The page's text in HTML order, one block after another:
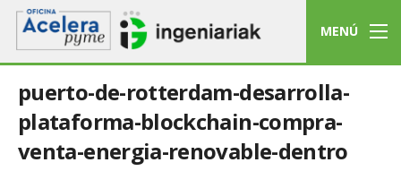
MENÚ
puerto-de-rotterdam-desarrolla-
plataforma-blockchain-compra-
venta-energia-renovable-dentro